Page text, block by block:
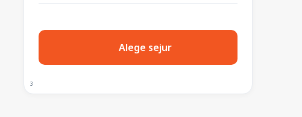
Alege sejur
3